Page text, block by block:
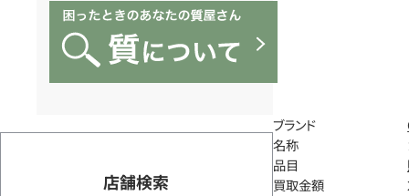
店舗検索
ブランド
名称
品目
買取金額